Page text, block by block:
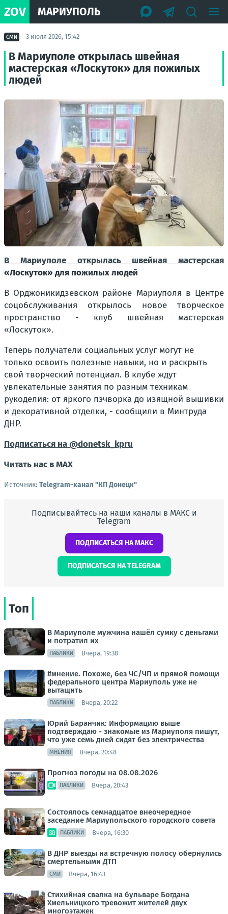
ZOV МАРИУПОЛЬ
СМИ 3 июля 2026, 15:42
В Мариуполе открылась швейная
мастерская «Лоскуток» для пожилых
людей
В Мариуполе открылась швейная мастерская
«Лоскуток» для пожилых людей
В Орджоникидзевском районе Мариуполя в Центре
соцобслуживания открылось новое творческое
пространство - клуб швейная мастерская
«Лоскуток».
Теперь получатели социальных услуг могут не
только освоить полезные навыки, но и раскрыть
свой творческий потенциал. В клубе ждут
увлекательные занятия по разным техникам
рукоделия: от яркого пэчворка до изящной вышивки
и декоративной отделки, - сообщили в Минтруда
ДНР.
Подписаться на @donetsk_kpru
Читать нас в МАХ
Источник: Telegram-канал "КП Донецк"
Подписывайтесь на наши каналы в МАКС и
Telegram
ПОДПИСАТЬСЯ НА МАКС
ПОДПИСАТЬСЯ НА TELEGRAM
Топ
В Мариуполе мужчина нашёл сумку с деньгами
и потратил их
ПАБЛИКИ Вчера, 19:38
#мнение. Похоже, без ЧС/ЧП и прямой помощи
федерального центра Мариуполь уже не
вытащить
ПАБЛИКИ Вчера, 20:22
Юрий Баранчик: Информацию выше
подтверждаю - знакомые из Мариуполя пишут,
что уже семь дней сидят без электричества
МНЕНИЯ Вчера, 20:48
Прогноз погоды на 08.08.2026
ПАБЛИКИ Вчера, 20:43
Состоялось семнадцатое внеочередное
заседание Мариупольского городского совета
ПАБЛИКИ Вчера, 16:30
В ДНР выезды на встречную полосу обернулись
смертельными ДТП
СМИ Вчера, 16:43
Стихийная свалка на бульваре Богдана
Хмельницкого тревожит жителей двух
многоэтажек